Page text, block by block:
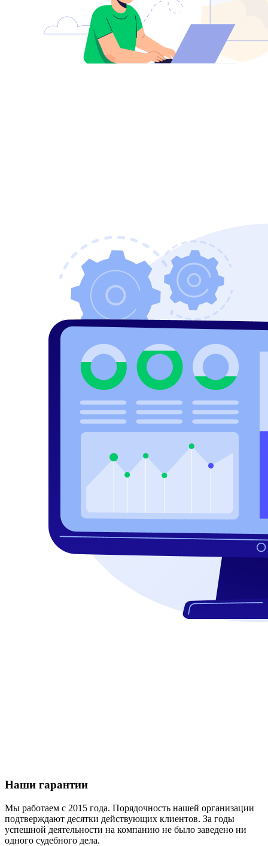
Наши гарантии
Мы работаем с 2015 года. Порядочность нашей организации
подтверждают десятки действующих клиентов. За годы
успешной деятельности на компанию не было заведено ни
одного судебного дела.